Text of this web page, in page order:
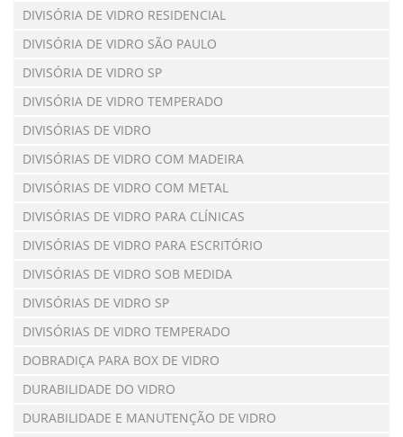
DIVISÓRIA DE VIDRO RESIDENCIAL
DIVISÓRIA DE VIDRO SÃO PAULO
DIVISÓRIA DE VIDRO SP
DIVISÓRIA DE VIDRO TEMPERADO
DIVISÓRIAS DE VIDRO
DIVISÓRIAS DE VIDRO COM MADEIRA
DIVISÓRIAS DE VIDRO COM METAL
DIVISÓRIAS DE VIDRO PARA CLÍNICAS
DIVISÓRIAS DE VIDRO PARA ESCRITÓRIO
DIVISÓRIAS DE VIDRO SOB MEDIDA
DIVISÓRIAS DE VIDRO SP
DIVISÓRIAS DE VIDRO TEMPERADO
DOBRADIÇA PARA BOX DE VIDRO
DURABILIDADE DO VIDRO
DURABILIDADE E MANUTENÇÃO DE VIDRO